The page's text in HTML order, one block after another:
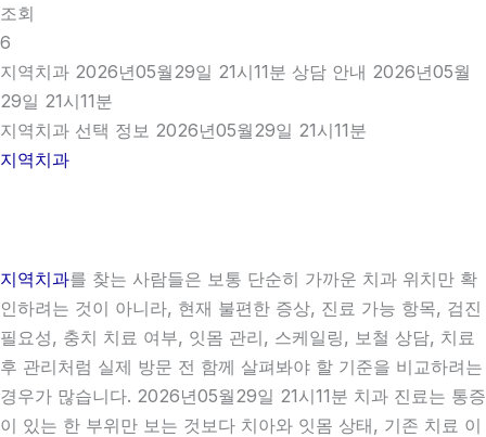
조회
6
지역치과 2026년05월29일 21시11분 상담 안내 2026년05월
29일 21시11분
지역치과 선택 정보 2026년05월29일 21시11분
지역치과
지역치과를 찾는 사람들은 보통 단순히 가까운 치과 위치만 확
인하려는 것이 아니라, 현재 불편한 증상, 진료 가능 항목, 검진
필요성, 충치 치료 여부, 잇몸 관리, 스케일링, 보철 상담, 치료
후 관리처럼 실제 방문 전 함께 살펴봐야 할 기준을 비교하려는
경우가 많습니다. 2026년05월29일 21시11분 치과 진료는 통증
이 있는 한 부위만 보는 것보다 치아와 잇몸 상태, 기존 치료 이